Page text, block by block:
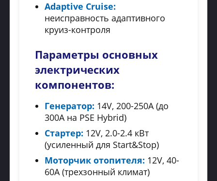
Adaptive Cruise:
неисправность адаптивного
круиз-контроля
Параметры основных
электрических
компонентов:
Генератор: 14V, 200-250A (до
300A на PSE Hybrid)
Стартер: 12V, 2.0-2.4 кВт
(усиленный для Start&Stop)
Моторчик отопителя: 12V, 40-
60A (трехзонный климат)